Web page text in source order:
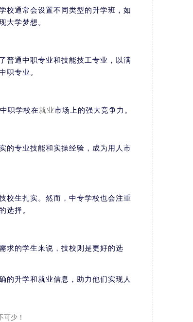
校通常会设置不同类型的升学班，如
大学梦想。
普通中职专业和技能技工专业，以满
职专业。
职学校在就业市场上的强大竞争力。
的专业技能和实操经验，成为用人市
校生扎实。然而，中专学校也会注重
选择。
求的学生来说，技校则是更好的选
的升学和就业信息，助力他们实现人
少！